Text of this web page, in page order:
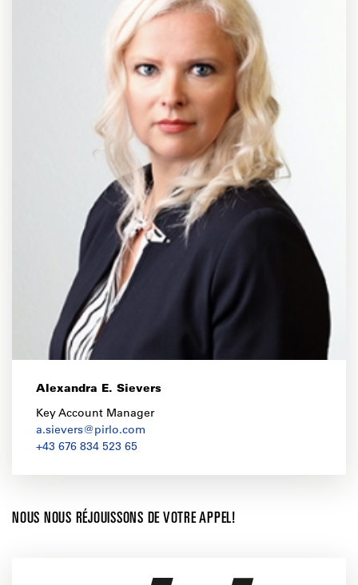
Alexandra E. Sievers
Key Account Manager
a.sievers@pirlo.com
+43 676 834 523 65
NOUS NOUS RÉJOUISSONS DE VOTRE APPEL!